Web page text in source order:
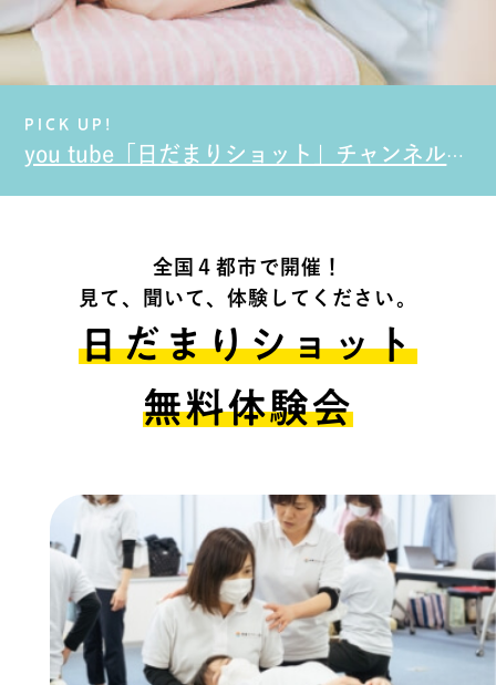
PICK UP!
you tube「日だまりショット」チャンネル始めました。
全国４都市で開催！
見て、聞いて、体験してください。
日だまりショット
無料体験会